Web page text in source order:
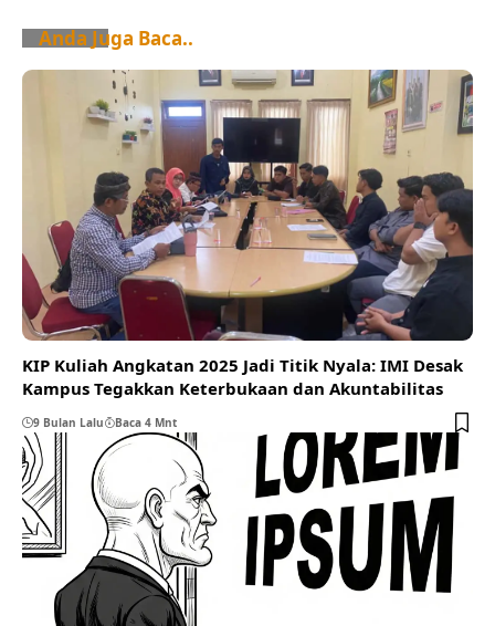
Anda Juga Baca..
KIP Kuliah Angkatan 2025 Jadi Titik Nyala: IMI Desak
Kampus Tegakkan Keterbukaan dan Akuntabilitas
9 Bulan Lalu Baca 4 Mnt